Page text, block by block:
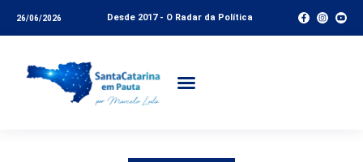
26/06/2026 Desde 2017 - O Radar da Política